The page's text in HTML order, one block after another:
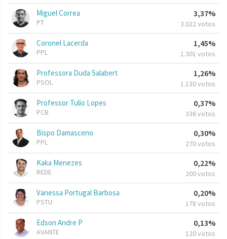
Miguel Correa
PT
3,37%
3.022 votos
Coronel Lacerda
PPL
1,45%
1.301 votos
Professora Duda Salabert
PSOL
1,26%
1.130 votos
Professor Tulio Lopes
PCB
0,37%
336 votos
Bispo Damasceno
PPL
0,30%
270 votos
Kaka Menezes
REDE
0,22%
200 votos
Vanessa Portugal Barbosa
PSTU
0,20%
178 votos
Edson Andre P
AVANTE
0,13%
120 votos